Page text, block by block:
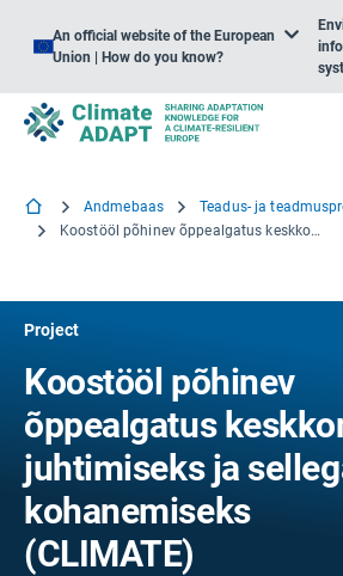
An official website of the European
Union | How do you know?
Andmebaas
Teadus- ja
Koostööl põhinev õppealgatus keskkonna juhtimiseks ja sellega kohanemiseks
Project
Koostööl põhinev
õppealgatus
juhtimiseks ja
kohanemiseks
(CLIMATE)